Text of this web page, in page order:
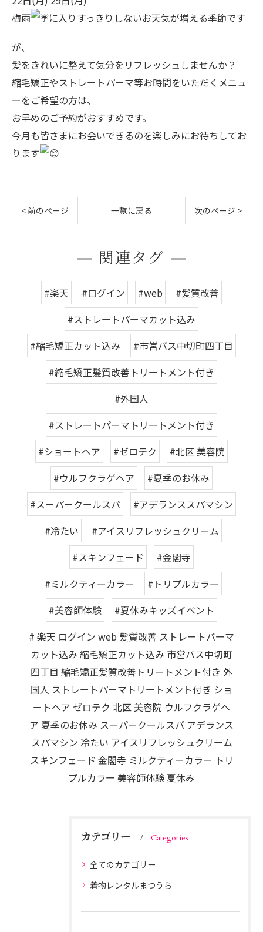
梅雨
に入りすっきりしないお天気が増える季節です
が、
髪をきれいに整えて気分をリフレッシュしませんか？ ​
縮毛矯正やストレートパーマ等お時間をいただくメニュ
ーをご希望の方は、
お早めのご予約がおすすめです。 ​
今月も皆さまにお会いできるのを楽しみにお待ちしてお
ります
< 前のページ 一覧に戻る 次のページ >
関連タグ
#楽天 #ログイン #web
#髪質改善
#ストレートパーマカット込み
#縮毛矯正カット込み
#市営バス中切町四丁目
#縮毛矯正髪質改善トリートメント付き
#外国人
#ストレートパーマトリートメント付き
#ショートヘア
#ゼロテク
#北区 美容院
#ウルフクラゲヘア
#夏季のお休み
#スーパークールスパ
#アデランススパマシン
#冷たい
#アイスリフレッシュクリーム
#スキンフェード
#金閣寺
#ミルクティーカラー
#トリプルカラー
#美容師体験
#夏休みキッズイベント
# 楽天 ログイン web 髪質改善 ストレートパーマ
カット込み 縮毛矯正カット込み 市営バス中切町
四丁目 縮毛矯正髪質改善トリートメント付き 外
国人 ストレートパーマトリートメント付き ショ
ートヘア ゼロテク 北区 美容院 ウルフクラゲヘ
ア 夏季のお休み スーパークールスパ アデランス
スパマシン 冷たい アイスリフレッシュクリーム
スキンフェード 金閣寺 ミルクティーカラー トリ
プルカラー 美容師体験 夏休み
カテゴリー Categories
全てのカテゴリー
着物レンタルまつうら